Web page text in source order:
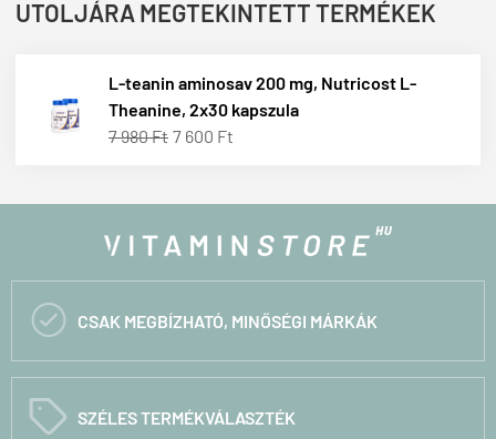
UTOLJÁRA MEGTEKINTETT TERMÉKEK
L-teanin aminosav 200 mg, Nutricost L-
Theanine, 2x30 kapszula
7 980 Ft 7 600 Ft
 CSAK MEGBÍZHATÓ, MINŐSÉGI MÁRKÁK
C SZÉLES TERMÉKVÁLASZTÉK